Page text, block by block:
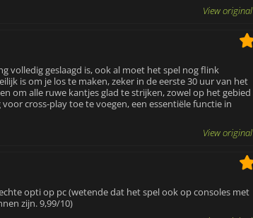
View original
volledig geslaagd is, ook al moet het spel nog flink
is om je los te maken, zeker in de eerste 30 uur van het
om alle ruwe kantjes glad te strijken, zowel op het gebied
cross-play toe te voegen, een essentiële functie in
View original
opti op pc (wetende dat het spel ook op consoles met
zijn. 9,99/10)